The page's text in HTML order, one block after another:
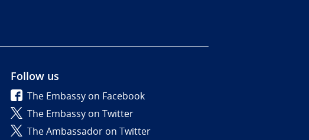
Follow us
The Embassy on Facebook
The Embassy on Twitter
The Ambassador on Twitter